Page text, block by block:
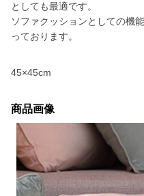
としても最適です。
ソファクッションとしての機
っております。
45×45cm
商品画像